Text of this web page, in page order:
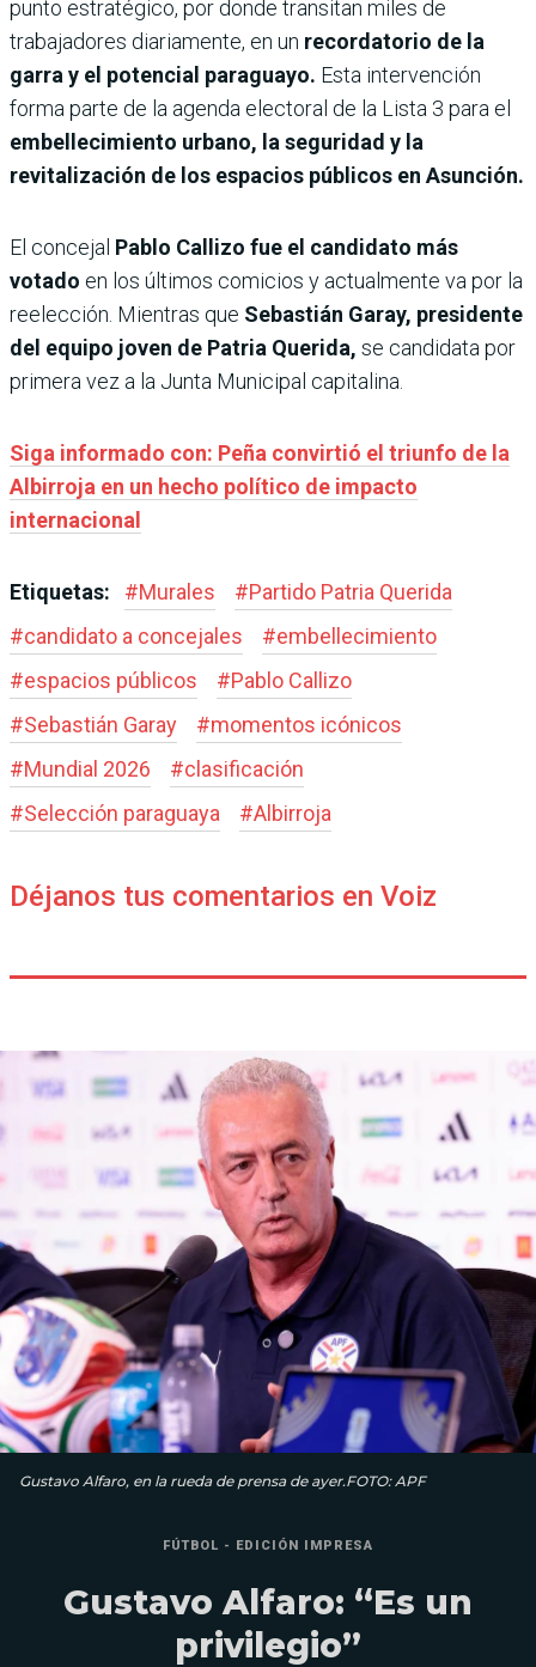
punto estratégico, por donde transitan miles de
trabajadores diariamente, en un recordatorio de la
garra y el potencial paraguayo. Esta intervención
forma parte de la agenda electoral de la Lista 3 para el
embellecimiento urbano, la seguridad y la
revitalización de los espacios públicos en Asunción.
El concejal Pablo Callizo fue el candidato más
votado en los últimos comicios y actualmente va por la
reelección. Mientras que Sebastián Garay, presidente
del equipo joven de Patria Querida, se candidata por
primera vez a la Junta Municipal capitalina.
Siga informado con: Peña convirtió el triunfo de la
Albirroja en un hecho político de impacto
internacional
Etiquetas: #Murales #Partido Patria Querida
#candidato a concejales #embellecimiento
#espacios públicos #Pablo Callizo
#Sebastián Garay #momentos icónicos
#Mundial 2026 #clasificación
#Selección paraguaya #Albirroja
Déjanos tus comentarios en Voiz
Gustavo Alfaro, en la rueda de prensa de ayer.FOTO: APF
FÚTBOL - EDICIÓN IMPRESA
Gustavo Alfaro: “Es un
privilegio”